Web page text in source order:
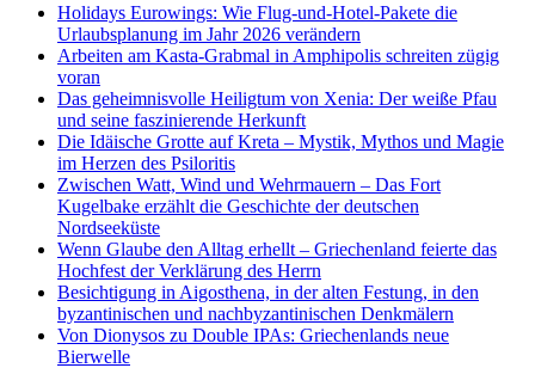
Holidays Eurowings: Wie Flug-und-Hotel-Pakete die
Urlaubsplanung im Jahr 2026 verändern
Arbeiten am Kasta-Grabmal in Amphipolis schreiten zügig
voran
Das geheimnisvolle Heiligtum von Xenia: Der weiße Pfau
und seine faszinierende Herkunft
Die Idäische Grotte auf Kreta – Mystik, Mythos und Magie
im Herzen des Psiloritis
Zwischen Watt, Wind und Wehrmauern – Das Fort
Kugelbake erzählt die Geschichte der deutschen
Nordseeküste
Wenn Glaube den Alltag erhellt – Griechenland feierte das
Hochfest der Verklärung des Herrn
Besichtigung in Aigosthena, in der alten Festung, in den
byzantinischen und nachbyzantinischen Denkmälern
Von Dionysos zu Double IPAs: Griechenlands neue
Bierwelle